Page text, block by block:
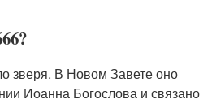
зверя. В Новом Завете оно
Иоанна Богослова и связано